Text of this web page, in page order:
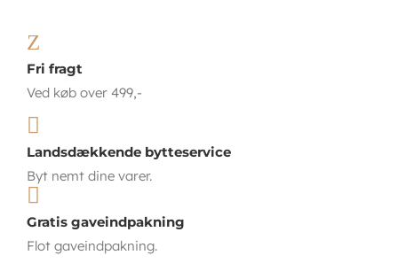
Z
Fri fragt
Ved køb over 499,-

Landsdækkende bytteservice
Byt nemt dine varer.

Gratis gaveindpakning
Flot gaveindpakning.